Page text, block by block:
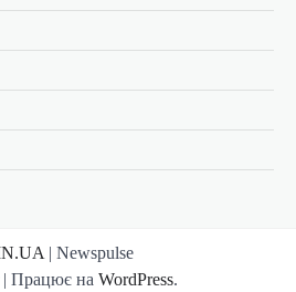
| Newspulse
| Працює на WordPress.